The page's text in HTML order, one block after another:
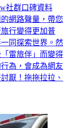
社群口碑資料
網路聲量，帶您
行變得更加普
同探索世界。然
雷旅伴」而變得
為，會成為網友
厭！拖拖拉拉、